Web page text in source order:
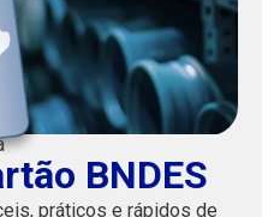
BNDES
práticos e rápidos de